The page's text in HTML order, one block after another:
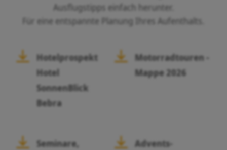
Ausflugstipps einfach herunter.
Für eine entspannte Planung Ihres Aufenthalts.
Hotelprospekt
Hotel
SonnenBlick
Bebra
Motorradtouren -
Mappe 2026
Seminare,
Advents-